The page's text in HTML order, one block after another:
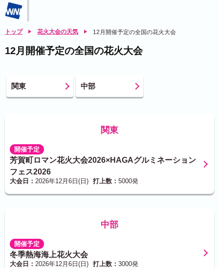
トップ 花火大会の天気 12月開催予定の全国の花火大会
12月開催予定の全国の花火大会
関東 中部
関東
開催予定
芳賀町ロマン花火大会2026×HAGAグルミネーション
フェス2026
大会日： 2026年12月6日(日) 打上数： 5000発
中部
開催予定
冬季熱海海上花火大会
大会日： 2026年12月6日(日) 打上数： 3000発